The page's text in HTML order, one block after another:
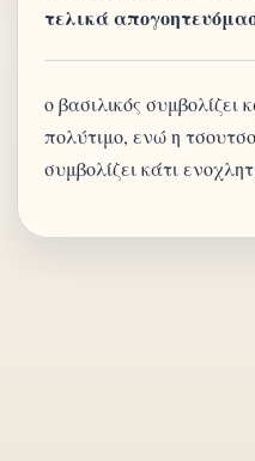
τελικά
ο βασιλικός συμβολίζει
πολύτιμο, ενώ η
συμβολίζει κάτι